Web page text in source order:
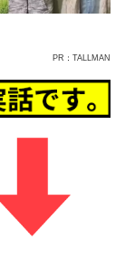
PR：TALLMAN